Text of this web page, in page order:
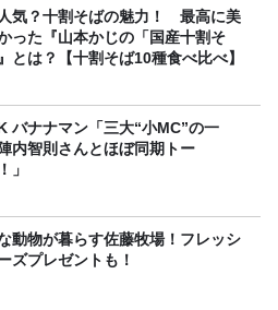
気？十割そばの魅力！ 最高に美
った『山本かじの「国産十割そ
とは？【十割そば10種食べ比べ】
の一
内智則さんとほぼ同期トー
」
動物が暮らす佐藤牧場！フレッシ
ズプレゼントも！